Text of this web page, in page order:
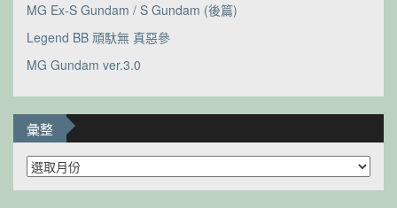
MG Ex-S Gundam / S Gundam (後篇)
Legend BB 頑馱無 真惡參
MG Gundam ver.3.0
彙整
彙
整